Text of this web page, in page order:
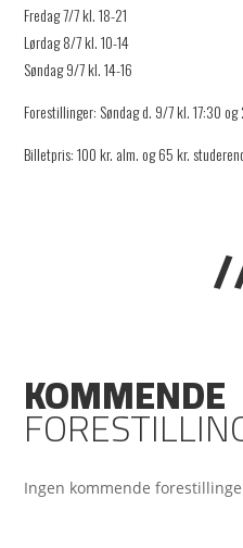
Fredag 7/7 kl. 18-21
Lørdag 8/7 kl. 10-14
Søndag 9/7 kl. 14-16
Forestillinger: Søndag d. 9/7 kl. 17:30
Billetpris: 100 kr. alm. og 65 kr.
KOMMENDE
Ingen kommende